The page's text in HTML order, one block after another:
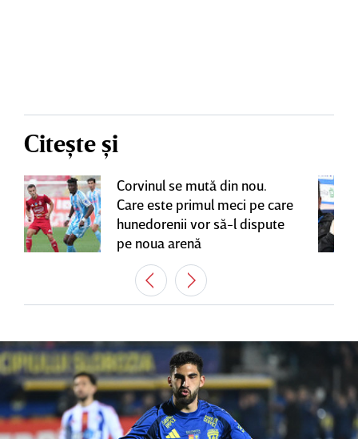
Citește și
Corvinul se mută din nou.
Care este primul meci pe care
hunedorenii vor să-l dispute
pe noua arenă